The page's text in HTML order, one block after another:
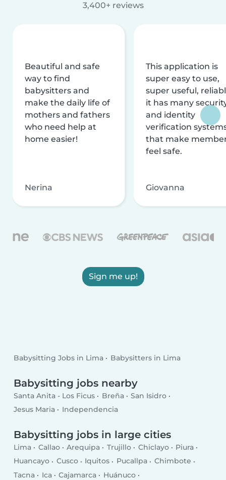
3,400+ reviews
Beautiful and safe
way to find
babysitters and
make the daily life of
mothers and fathers
who need help at
home easier!
Nerina
This application is
super easy to use,
super useful,
it has many
and identity
verification
that make
feel safe.
Giovanna
Sign me up!
Babysitting Jobs in Lima Babysitters in Lima
Babysitting jobs nearby
Santa Anita - Los Ficus Breña
San Isidro
Jesus Maria
Independencia
Babysitting jobs in large cities
Lima Callao Arequipa Trujillo Chiclayo
Piura
Huancayo
Cusco Iquitos Pucallpa
Chimbote
Tacna
Ica Cajamarca
Huánuco